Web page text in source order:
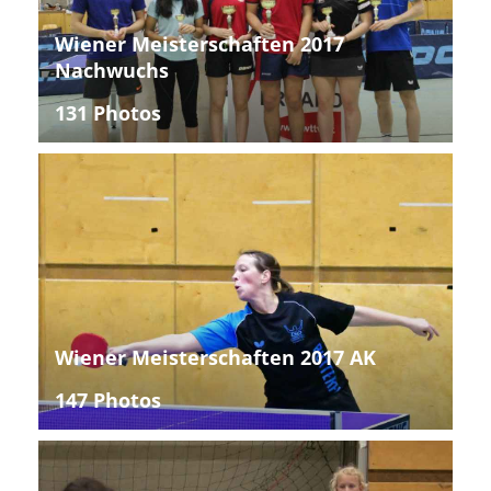
Wiener Meisterschaften 2017
Nachwuchs
131 Photos
Wiener Meisterschaften 2017 AK
147 Photos